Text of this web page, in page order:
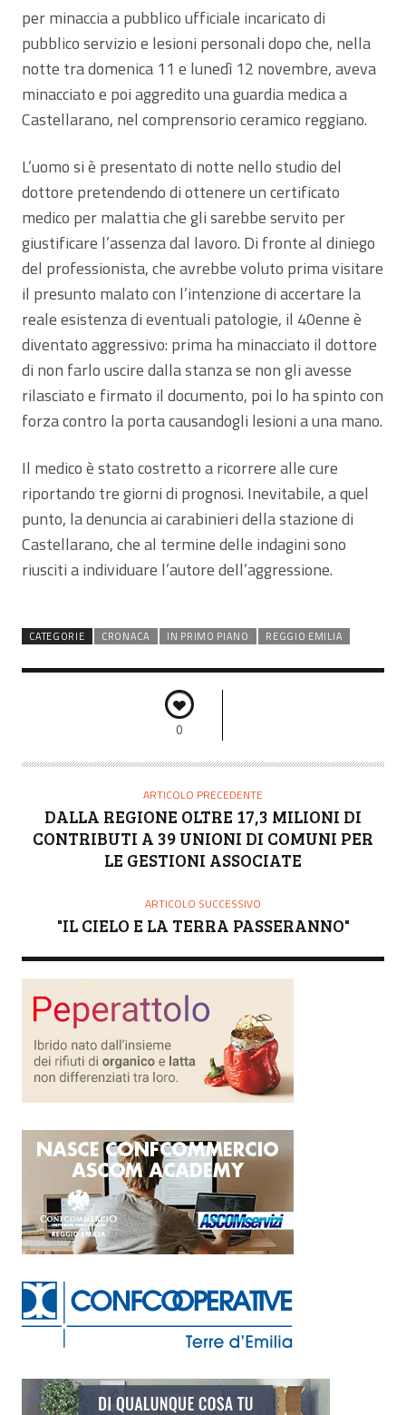
per minaccia a pubblico ufficiale incaricato di
pubblico servizio e lesioni personali dopo che, nella
notte tra domenica 11 e lunedì 12 novembre, aveva
minacciato e poi aggredito una guardia medica a
Castellarano, nel comprensorio ceramico reggiano.
L’uomo si è presentato di notte nello studio del
dottore pretendendo di ottenere un certificato
medico per malattia che gli sarebbe servito per
giustificare l’assenza dal lavoro. Di fronte al diniego
del professionista, che avrebbe voluto prima visitare
il presunto malato con l’intenzione di accertare la
reale esistenza di eventuali patologie, il 40enne è
diventato aggressivo: prima ha minacciato il dottore
di non farlo uscire dalla stanza se non gli avesse
rilasciato e firmato il documento, poi lo ha spinto con
forza contro la porta causandogli lesioni a una mano.
Il medico è stato costretto a ricorrere alle cure
riportando tre giorni di prognosi. Inevitabile, a quel
punto, la denuncia ai carabinieri della stazione di
Castellarano, che al termine delle indagini sono
riusciti a individuare l’autore dell’aggressione.
CATEGORIE CRONACA IN PRIMO PIANO REGGIO EMILIA
0
ARTICOLO PRECEDENTE
DALLA REGIONE OLTRE 17,3 MILIONI DI
CONTRIBUTI A 39 UNIONI DI COMUNI PER
LE GESTIONI ASSOCIATE
ARTICOLO SUCCESSIVO
"IL CIELO E LA TERRA PASSERANNO"